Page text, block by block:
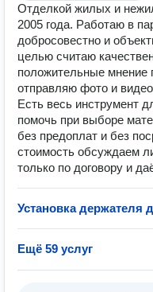
Отделкой жилых и
2005 года. Работаю в
добросовестно и
целью считаю
положительные мнение
отправляю фото и
Есть весь инструмент
помочь при выборе
без предоплат и без
стоимость обсуждаем
только по договору и
Установка держателя
Ещё 59 услуг